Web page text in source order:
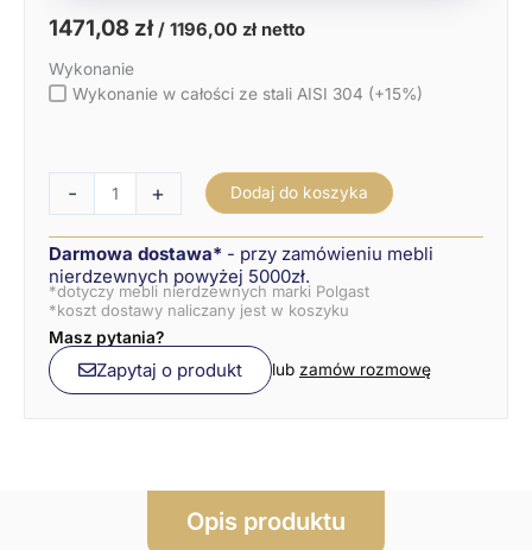
1471,08 zł / 1196,00 złnetto
Wykonanie
Wykonanie w całości ze stali AISI 304 (+15%)
- + Dodaj do koszyka
Darmowa dostawa* - przy zamówieniu mebli
nierdzewnych powyżej 5000zł.
*dotyczy mebli nierdzewnych marki Polgast
*koszt dostawy naliczany jest w koszyku
Masz pytania?
Zapytaj o produkt lub zamów rozmowę
Opis produktu